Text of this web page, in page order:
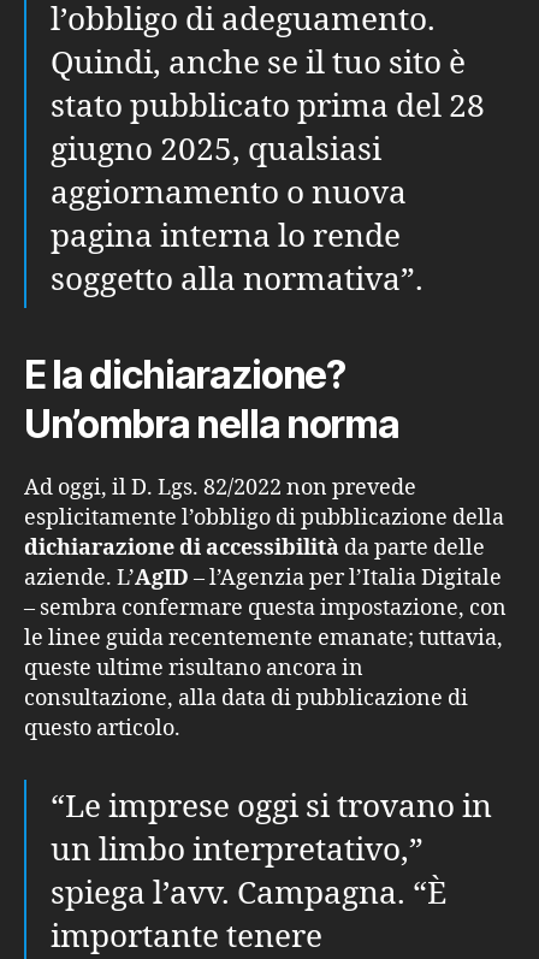
l’obbligo di adeguamento.
Quindi, anche se il tuo sito è
stato pubblicato prima del 28
giugno 2025, qualsiasi
aggiornamento o nuova
pagina interna lo rende
soggetto alla normativa”.
E la dichiarazione?
Un’ombra nella norma
Ad oggi, il D. Lgs. 82/2022 non prevede
esplicitamente l’obbligo di pubblicazione della
dichiarazione di accessibilità da parte delle
aziende. L’AgID – l’Agenzia per l’Italia Digitale
– sembra confermare questa impostazione, con
le linee guida recentemente emanate; tuttavia,
queste ultime risultano ancora in
consultazione, alla data di pubblicazione di
questo articolo.
“Le imprese oggi si trovano in
un limbo interpretativo,”
spiega l’avv. Campagna. “È
importante tenere